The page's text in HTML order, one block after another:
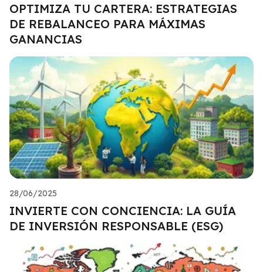
OPTIMIZA TU CARTERA: ESTRATEGIAS
DE REBALANCEO PARA MÁXIMAS
GANANCIAS
28/06/2025
INVIERTE CON CONCIENCIA: LA GUÍA
DE INVERSIÓN RESPONSABLE (ESG)